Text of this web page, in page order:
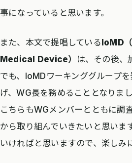
事になっていると思います。
また、本文で提唱しているIoMD
Medical Device）
は、その後、
でも、IoMDワーキンググループ
げ、WG長を務めることとなりまし
こちらもWGメンバーとともに調
から取り組んでいきたいと思いま
いければと思いますので、楽しみ